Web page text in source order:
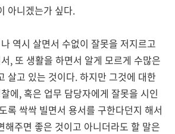
아니겠는가 싶다.
역시 살면서 수없이 잘못을 저지르고
, 또 생활을 하면서 알게 모르게 수많은
살고 있는 것이다. 하지만 그것에 대한
에, 혹은 업무 담당자에게 잘못을 시인
록 싹싹 빌면서 용서를 구한다던지 해서
해주면 좋은 것이고 아니더라도 할 말은